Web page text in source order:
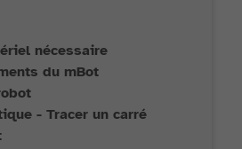
nécessaire
du mBot
- Tracer un carré